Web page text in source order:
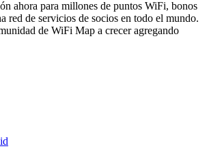
ahora para millones de puntos WiFi, bonos
red de servicios de socios en todo el mundo.
de WiFi Map a crecer agregando